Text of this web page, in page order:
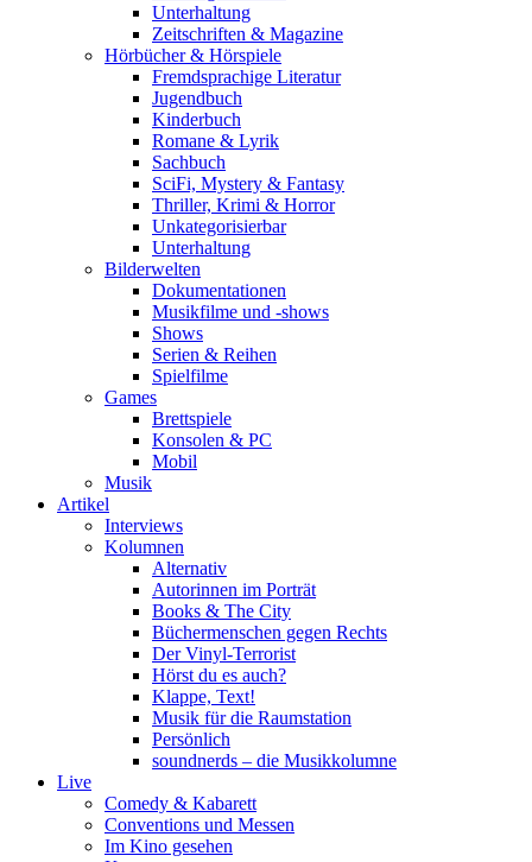
Unterhaltung
Zeitschriften & Magazine
Hörbücher & Hörspiele
Fremdsprachige Literatur
Jugendbuch
Kinderbuch
Romane & Lyrik
Sachbuch
SciFi, Mystery & Fantasy
Thriller, Krimi & Horror
Unkategorisierbar
Unterhaltung
Bilderwelten
Dokumentationen
Musikfilme und -shows
Shows
Serien & Reihen
Spielfilme
Games
Brettspiele
Konsolen & PC
Mobil
Musik
Artikel
Interviews
Kolumnen
Alternativ
Autorinnen im Porträt
Books & The City
Büchermenschen gegen Rechts
Der Vinyl-Terrorist
Hörst du es auch?
Klappe, Text!
Musik für die Raumstation
Persönlich
soundnerds – die Musikkolumne
Live
Comedy & Kabarett
Conventions und Messen
Im Kino gesehen